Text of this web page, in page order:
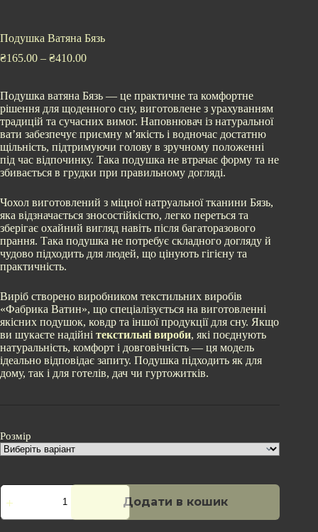
Подушка Ватяна Бязь
₴165.00 – ₴410.00
Подушка ватяна Бязь — це практичне та комфортне
рішення для щоденного сну, виготовлене з урахуванням
традицій та сучасних вимог. Наповнювач із натуральної
вати забезпечує приємну м’якість і водночас достатню
щільність, підтримуючи голову в зручному положенні
під час відпочинку. Така подушка не втрачає форму та не
збивається в грудки при правильному догляді.
Чохол виготовлений з міцної натруальної тканини Бязь,
яка відзначається зносостійкістю, легко переться та
зберігає охайний вигляд навіть після багаторазового
прання. Така подушка не потребує складного догляду й
чудово підходить для людей, що цінують гігієну та
практичність.
Виріб створено виробником текстильних виробів
«Фабрика Ватин», що спеціалізується на виготовленні
якісних подушок, ковдр та іншої продукції для сну. Якщо
ви шукаєте надійні текстильні вироби, які поєднують
натуральність, комфорт і довговічність — ця модель
ідеально відповідає запиту. Подушка підходить як для
дому, так і для готелів, дач чи гуртожитків.
Розмір
Подушка
Ватяна
Додати в кошик